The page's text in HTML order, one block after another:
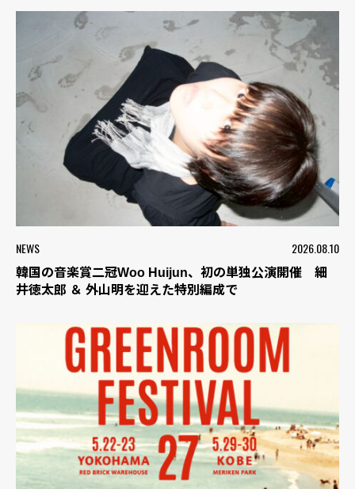
NEWS 2026.08.10
韓国の音楽賞二冠Woo Huijun、初の単独公演開催 細
井徳太郎 ＆ 外山明を迎えた特別編成で